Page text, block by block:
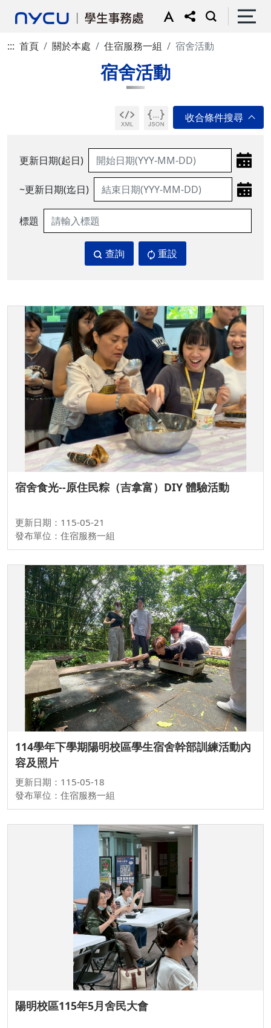
::: 首頁 關於本處 住宿服務一組 宿舍活動
宿舍活動
更新日期(起日)
~更新日期(迄日)
標題
查詢 重設
宿舍食光--原住民粽（吉拿富）DIY 體驗活動
更新日期：115-05-21
發布單位：住宿服務一組
114學年下學期陽明校區學生宿舍幹部訓練活動內
容及照片
更新日期：115-05-18
發布單位：住宿服務一組
陽明校區115年5月舍民大會